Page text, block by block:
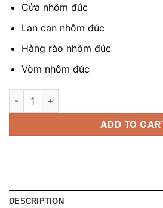
Cửa nhôm đúc
Lan can nhôm đúc
Hàng rào nhôm đúc
Vòm nhôm đúc
báo giá lan can gang đúc quantity
ADD TO
DESCRIPTION